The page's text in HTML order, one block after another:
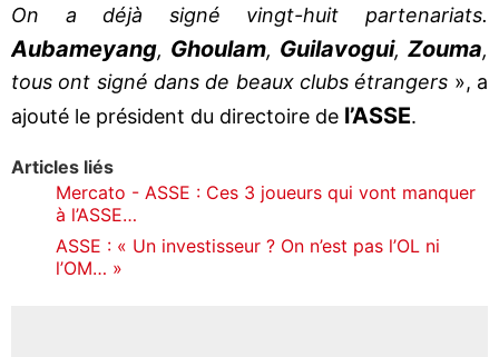
On a déjà signé vingt-huit partenariats.
Aubameyang, Ghoulam, Guilavogui, Zouma,
tous ont signé dans de beaux clubs étrangers », a
ajouté le président du directoire de l’ASSE.
Articles liés
Mercato - ASSE : Ces 3 joueurs qui vont manquer
à l’ASSE…
ASSE : « Un investisseur ? On n’est pas l’OL ni
l’OM… »